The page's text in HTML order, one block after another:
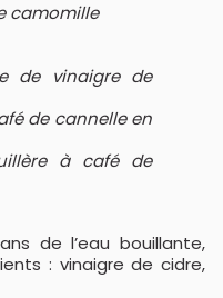
camomille
de vinaigre de
de cannelle en
à café de
de l’eau bouillante,
: vinaigre de cidre,